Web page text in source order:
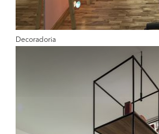
Decoradoria